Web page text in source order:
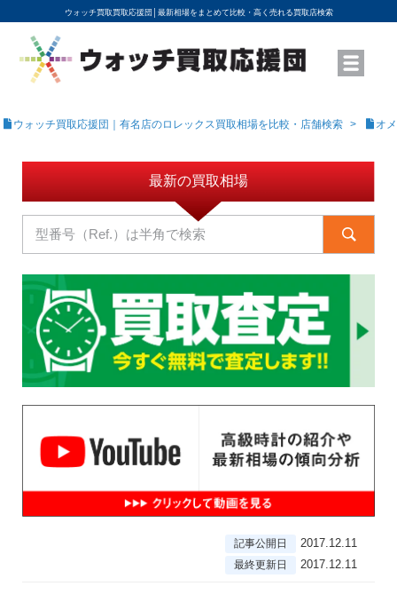
ウォッチ買取買取応援団│ 最新相場をまとめて比較・高く売れる買取店検索
YouTubeで動画を公開中
ROLEXモデル名から買取相場を調べる
高級時計ブランド名から買取相場を調べる
地域から買取店を探す
店舗名から買取店を探す
ブランド時計を高く売る方法
買取査定を依頼する
ウォッチ買取応援団｜有名店のロレックス買取相場を比較・店舗検索 オ
最新の買取相場
記事公開日 2017.12.11
最終更新日 2017.12.11